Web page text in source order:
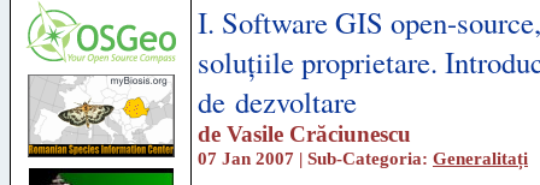
I. Software GIS open-
soluțiile proprietare.
de dezvoltare
de Vasile Crăciunescu
07 Jan 2007 | Sub-Categoria: Generalitați